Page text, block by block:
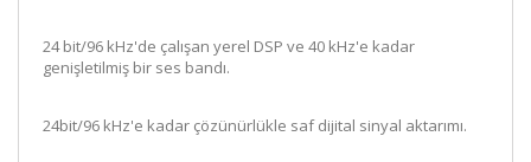
24 bit/96 kHz'de çalışan yerel DSP ve 40 kHz'e kadar
genişletilmiş bir ses bandı.
24bit/96 kHz'e kadar çözünürlükle saf dijital sinyal aktarımı.